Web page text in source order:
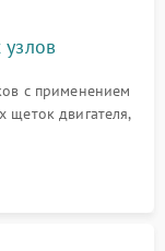
с применением
щеток двигателя,